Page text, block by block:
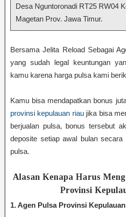
Desa Nguntoronadi RT25 RW04
Magetan Prov. Jawa Timur.
Bersama Jelita Reload Sebagai
yang sudah legal keuntungan
kamu karena harga pulsa kami
Kamu bisa mendapatkan bonus
provinsi kepulauan riaujika bisa
berjualan pulsa, bonus tersebut
deposite setiap awal bulan
pulsa.
Alasan Kenapa Harus
Provinsi
1. Agen Pulsa Provinsi